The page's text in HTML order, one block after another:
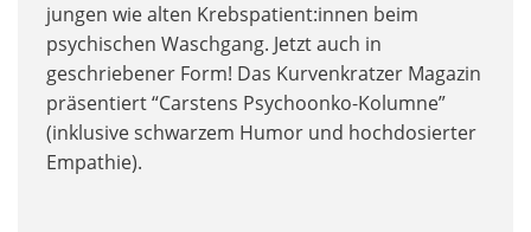
jungen wie alten Krebspatient:innen beim
psychischen Waschgang. Jetzt auch in
geschriebener Form! Das Kurvenkratzer Magazin
präsentiert “Carstens Psychoonko-Kolumne”
(inklusive schwarzem Humor und hochdosierter
Empathie).